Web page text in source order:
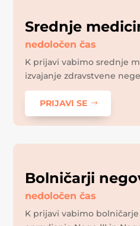
Srednje
nedoločen čas
K prijavi vabimo srednje
izvajanje zdravstvene
PRIJAVI SE
Bolničarji
nedoločen čas
K prijavi vabimo